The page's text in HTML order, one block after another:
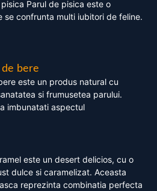
Parul de pisica este o
se confrunta multi iubitori de feline.
bere
este un produs natural cu
si frumusetea parului.
imbunatati aspectul
este un desert delicios, cu o
dulce si caramelizat. Aceasta
reprezinta combinatia perfecta